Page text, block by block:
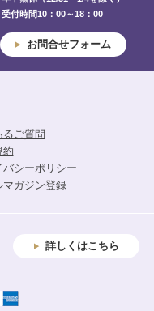
受付時間10：00～18：00
お問合せフォーム
るご質問
約
バシーポリシー
マガジン登録
詳しくはこちら